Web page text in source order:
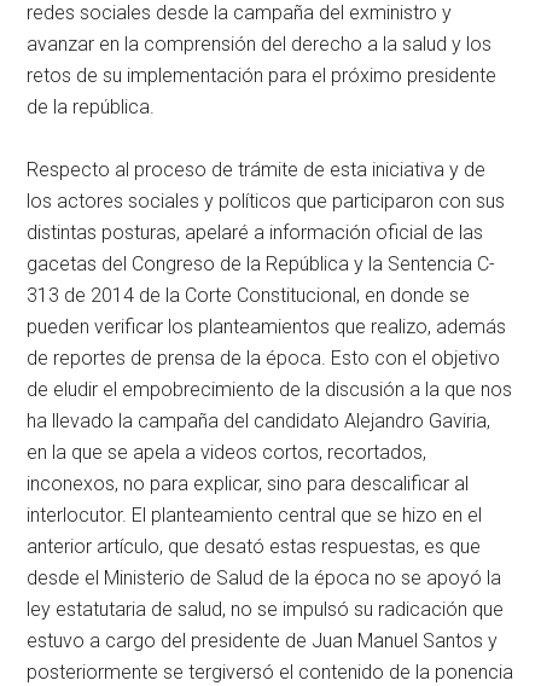
redes sociales desde la campaña del exministro y
avanzar en la comprensión del derecho a la salud y los
retos de su implementación para el próximo presidente
de la república.
Respecto al proceso de trámite de esta iniciativa y de
los actores sociales y políticos que participaron con sus
distintas posturas, apelaré a información oficial de las
gacetas del Congreso de la República y la Sentencia C-
313 de 2014 de la Corte Constitucional, en donde se
pueden verificar los planteamientos que realizo, además
de reportes de prensa de la época. Esto con el objetivo
de eludir el empobrecimiento de la discusión a la que nos
ha llevado la campaña del candidato Alejandro Gaviria,
en la que se apela a videos cortos, recortados,
inconexos, no para explicar, sino para descalificar al
interlocutor. El planteamiento central que se hizo en el
anterior artículo, que desató estas respuestas, es que
desde el Ministerio de Salud de la época no se apoyó la
ley estatutaria de salud, no se impulsó su radicación que
estuvo a cargo del presidente de Juan Manuel Santos y
posteriormente se tergiversó el contenido de la ponencia